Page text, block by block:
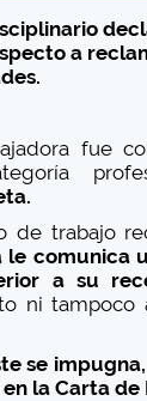
a
fue
de trabajo
comunica
a su
ni tampoco
se
la Carta de